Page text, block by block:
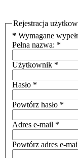
Rejestracja
* Wymagane
Pełna nazwa: *
Użytkownik *
Hasło *
Powtórz hasło *
Adres e-mail *
Powtórz adres e-